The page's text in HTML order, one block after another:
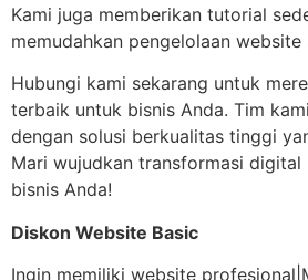
Kami juga memberikan tutorial
memudahkan pengelolaan website
Hubungi kami sekarang untuk
terbaik untuk bisnis Anda. Tim
dengan solusi berkualitas tinggi
Mari wujudkan transformasi digital
bisnis Anda!
Diskon Website Basic
Ingin memiliki website